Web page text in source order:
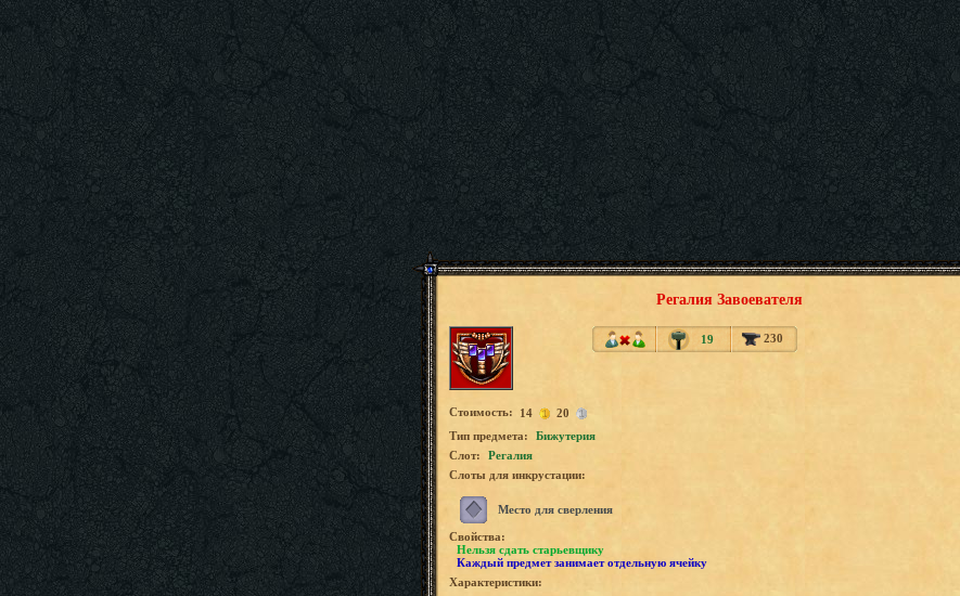
Регалия Завоевателя
19 230
Стоимость: 14
20
Tип предмета:
Бижутерия
Слот:
Регалия
Слоты для инкрустации:
Место для сверления
Свойства:
Нельзя сдать старьевщику
Каждый предмет занимает отдельную ячейку
Характеристики: